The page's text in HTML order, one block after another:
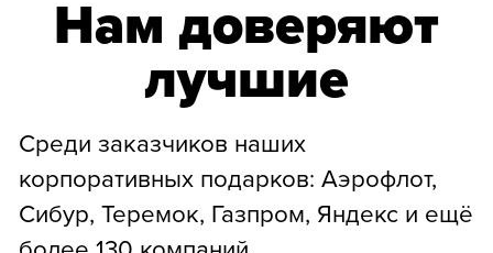
на масштабирование бизнеса. Все
обязательства всегда выполнялись чётко
и прозрачно. Для крупных сумм мы готовы
обсуждать личные поручительства.